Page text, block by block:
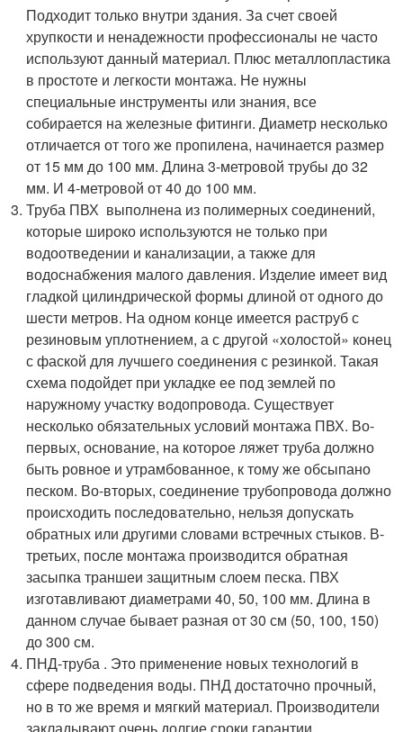
Подходит только внутри здания. За счет своей
хрупкости и ненадежности профессионалы не часто
используют данный материал. Плюс металлопластика
в простоте и легкости монтажа. Не нужны
специальные инструменты или знания, все
собирается на железные фитинги. Диаметр несколько
отличается от того же пропилена, начинается размер
от 15 мм до 100 мм. Длина 3-метровой трубы до 32
мм. И 4-метровой от 40 до 100 мм.
Труба ПВХ выполнена из полимерных соединений,
которые широко используются не только при
водоотведении и канализации, а также для
водоснабжения малого давления. Изделие имеет вид
гладкой цилиндрической формы длиной от одного до
шести метров. На одном конце имеется раструб с
резиновым уплотнением, а с другой «холостой» конец
с фаской для лучшего соединения с резинкой. Такая
схема подойдет при укладке ее под землей по
наружному участку водопровода. Существует
несколько обязательных условий монтажа ПВХ. Во-
первых, основание, на которое ляжет труба должно
быть ровное и утрамбованное, к тому же обсыпано
песком. Во-вторых, соединение трубопровода должно
происходить последовательно, нельзя допускать
обратных или другими словами встречных стыков. В-
третьих, после монтажа производится обратная
засыпка траншеи защитным слоем песка. ПВХ
изготавливают диаметрами 40, 50, 100 мм. Длина в
данном случае бывает разная от 30 см (50, 100, 150)
до 300 см.
ПНД-труба . Это применение новых технологий в
сфере подведения воды. ПНД достаточно прочный,
но в то же время и мягкий материал. Производители